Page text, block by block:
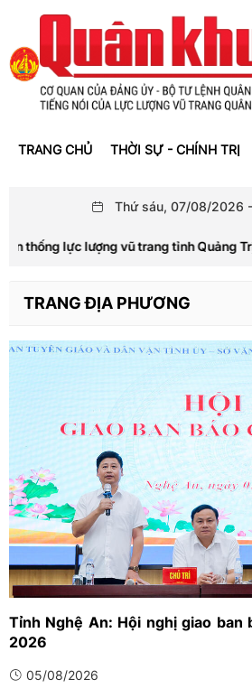
TRANG CHỦ THỜI SỰ - CHÍNH TRỊ
Thứ sáu, 07/08/2026 -
trang tỉnh Quảng Trị Quân
TRANG ĐỊA PHƯƠNG
Tỉnh Nghệ An: Hội nghị giao ban
2026
05/08/2026